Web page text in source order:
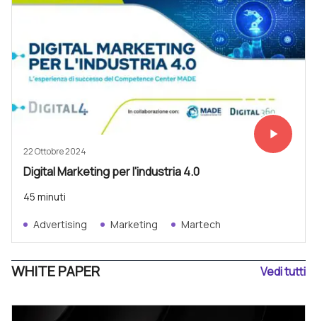
Vedi subito
play_arrow
22 Ottobre 2024
Digital Marketing per l'industria 4.0
45 minuti
Advertising Marketing Martech
WHITE PAPER Vedi tutti